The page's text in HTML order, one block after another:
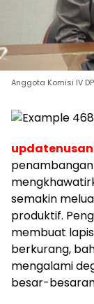
Anggota Komisi IV
semakin
produktif.
membuat
berkurang,
mengalami
besar-